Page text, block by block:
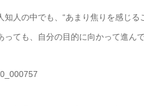
知人の中でも、“あまり焦りを感じ
っても、自分の目的に向かって進んで